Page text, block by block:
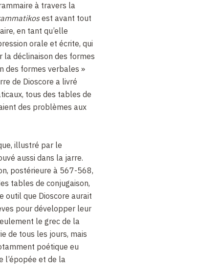
à travers la
est avant tout
en tant qu’elle
orale et écrite, qui
la déclinaison des formes
des formes verbales »
de Dioscore a livré
tous des tables de
des problèmes aux
illustré par le
aussi dans la jarre.
postérieure à 567-568,
tables de conjugaison,
outil que Dioscore aurait
pour développer leur
le grec de la
de tous les jours, mais
poétique eu
l’épopée et de la